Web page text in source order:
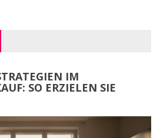
IM
SO ERZIELEN SIE